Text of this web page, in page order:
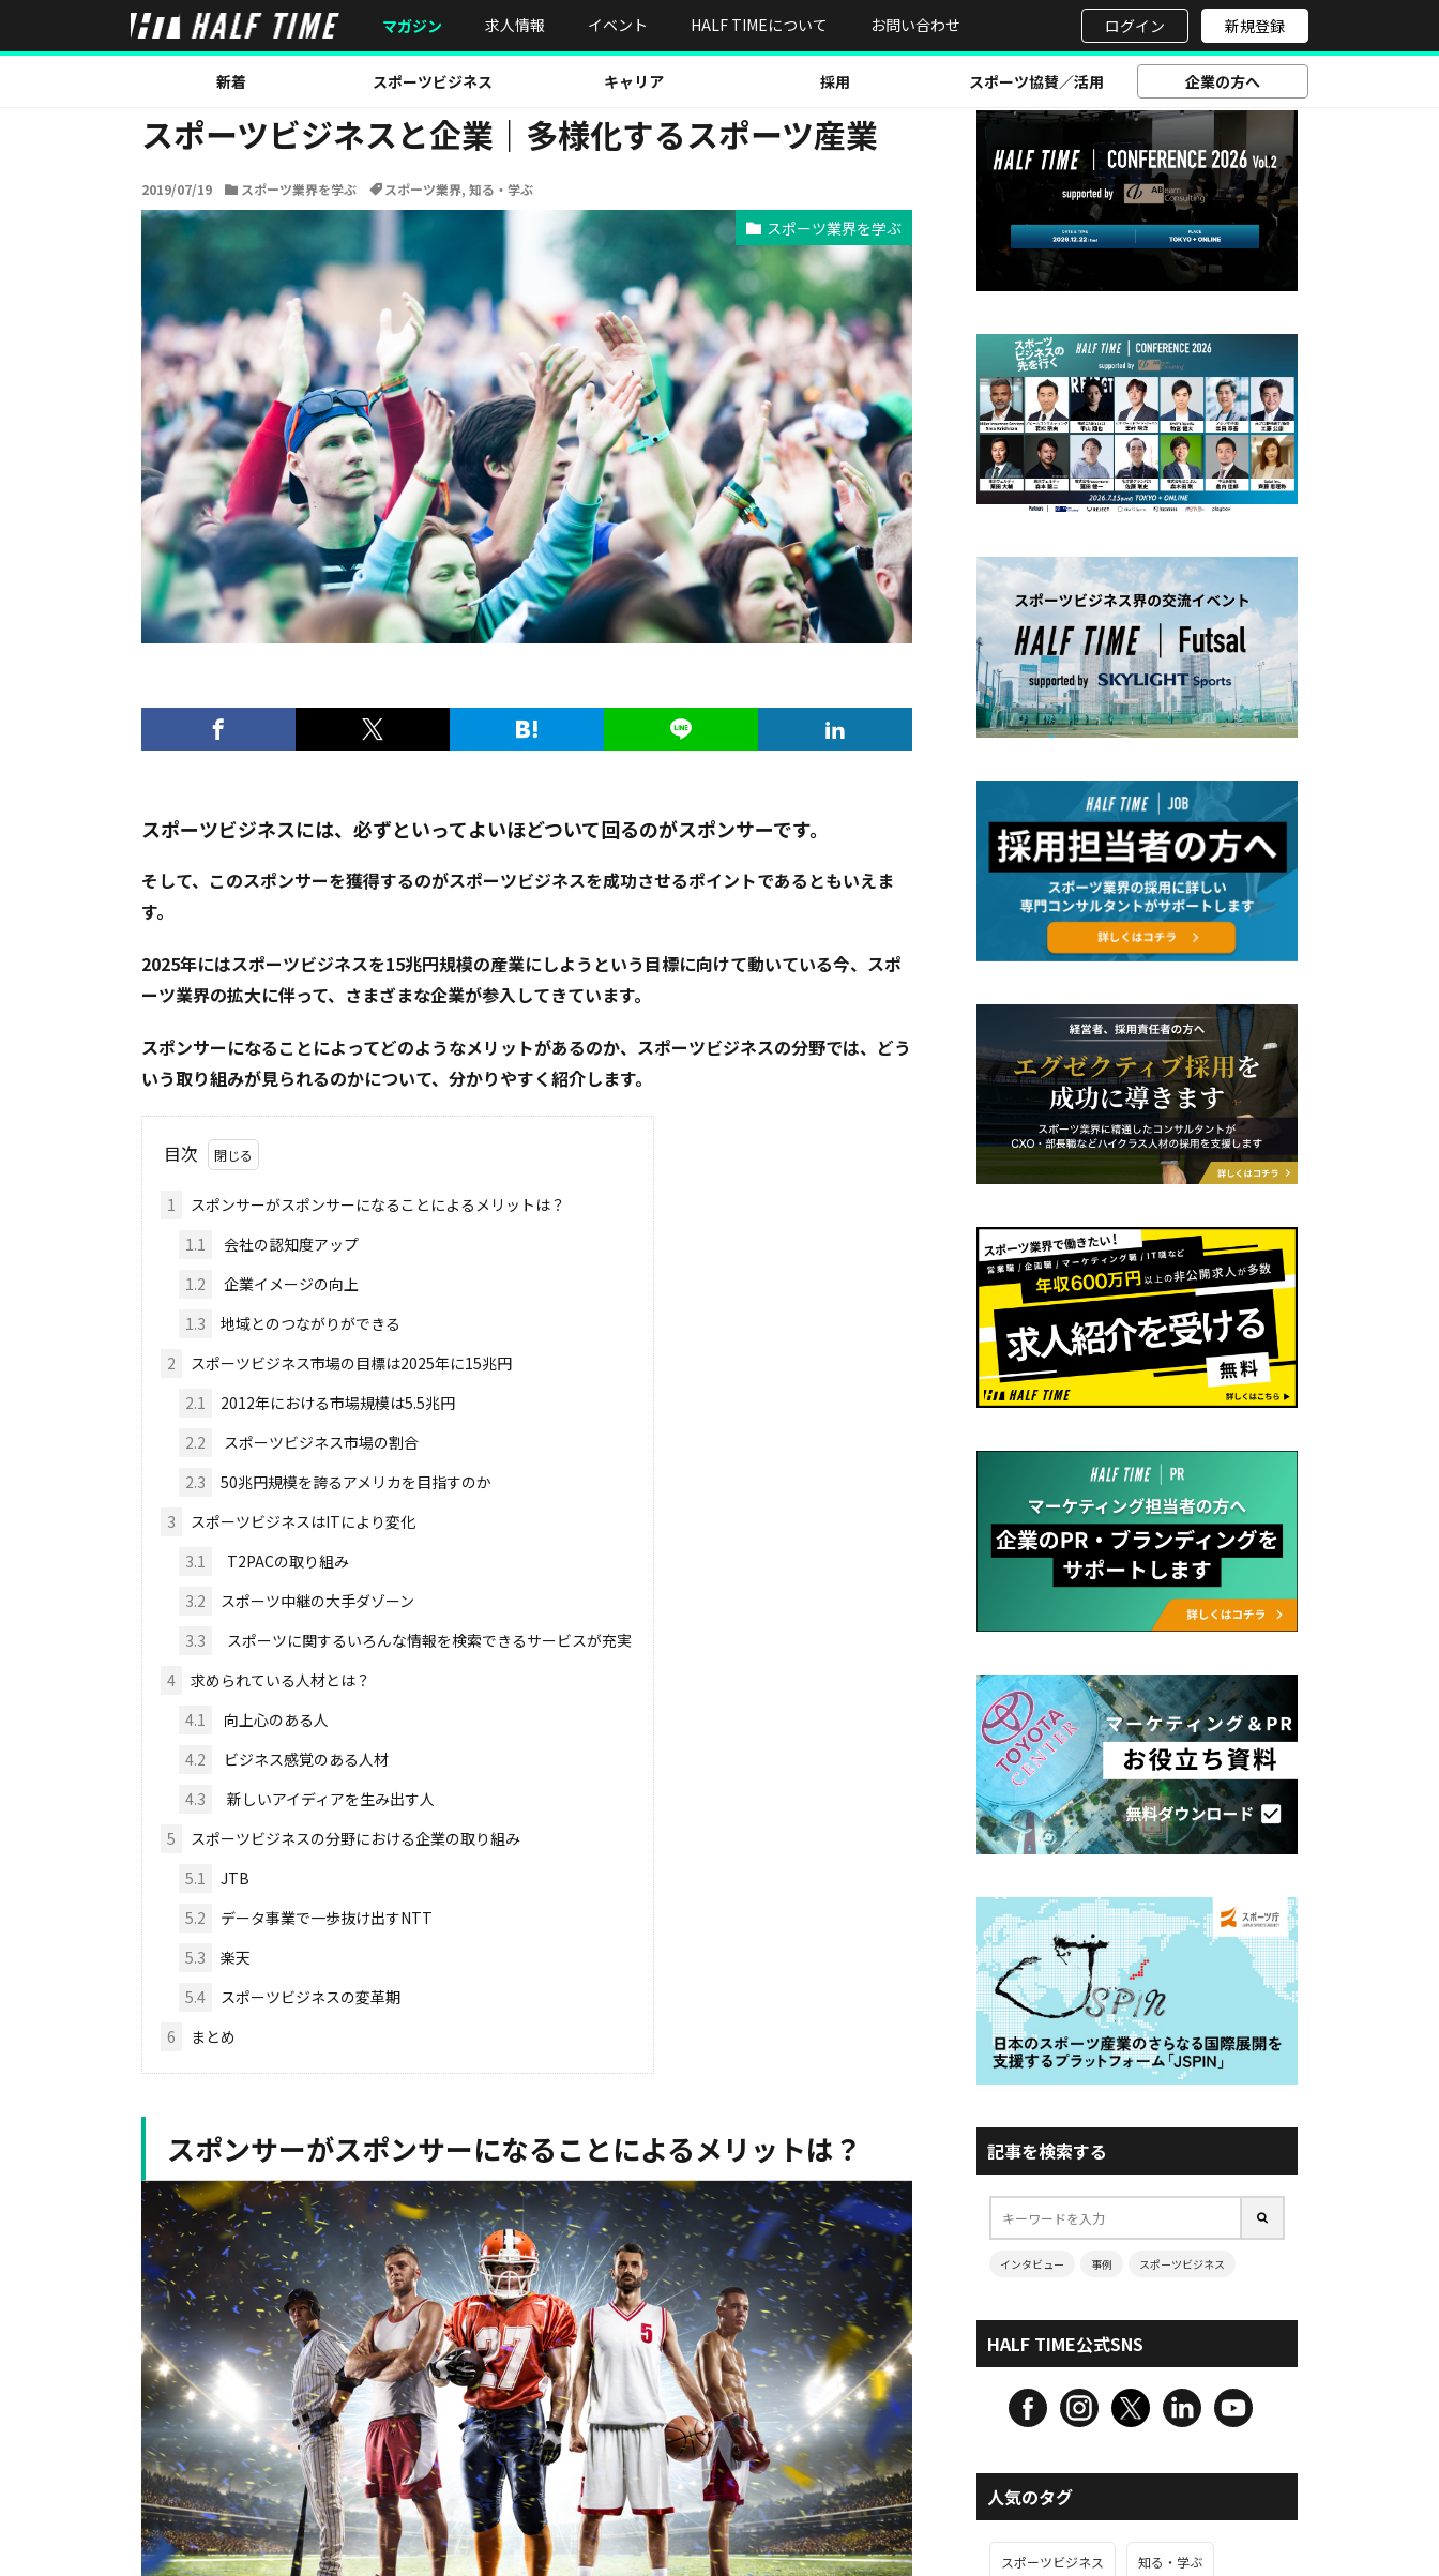
マガジン 求人情報 イベント HALF TIMEについて お問い合わせ ログイン 新規登録
新着 スポーツビジネス キャリア 採用 スポーツ協賛／活用 企業の方へ
HOME スポーツ業界を学ぶ スポーツビジネスと企業｜多様化するスポーツ産業
スポーツビジネスと企業｜多様化するスポーツ産業
2019/07/19 スポーツ業界を学ぶ スポーツ業界, 知る・学ぶ
スポーツ業界を学ぶ
スポーツビジネスには、必ずといってよいほどついて回るのがスポンサーです。
そして、このスポンサーを獲得するのがスポーツビジネスを成功させるポイントであるともいえま
す。
2025年にはスポーツビジネスを15兆円規模の産業にしようという目標に向けて動いている今、スポ
ーツ業界の拡大に伴って、さまざまな企業が参入してきています。
スポンサーになることによってどのようなメリットがあるのか、スポーツビジネスの分野では、どう
いう取り組みが見られるのかについて、分かりやすく紹介します。
目次
1
スポンサーがスポンサーになることによるメリットは？
1.1
会社の認知度アップ
1.2
企業イメージの向上
1.3
地域とのつながりができる
2
スポーツビジネス市場の目標は2025年に15兆円
2.1
2012年における市場規模は5.5兆円
2.2
スポーツビジネス市場の割合
2.3
50兆円規模を誇るアメリカを目指すのか
3
スポーツビジネスはITにより変化
3.1
T2PACの取り組み
3.2
スポーツ中継の大手ダゾーン
3.3
スポーツに関するいろんな情報を検索できるサービスが充実
4
求められている人材とは？
4.1
向上心のある人
4.2
ビジネス感覚のある人材
4.3
新しいアイディアを生み出す人
5
スポーツビジネスの分野における企業の取り組み
5.1
JTB
5.2
データ事業で一歩抜け出すNTT
5.3
楽天
5.4
スポーツビジネスの変革期
6
まとめ
スポンサーがスポンサーになることによるメリットは？ 記事を検索する
インタビュー 事例 スポーツビジネス
HALF TIME公式SNS
人気のタグ
スポーツビジネス 知る・学ぶ